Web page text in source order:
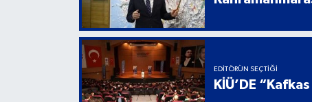
EDITÖRÜN SEÇTIĞI
KİÜ’DE